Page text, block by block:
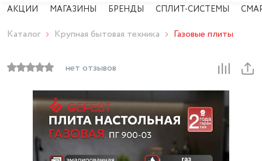
АКЦИИ МАГАЗИНЫ БРЕНДЫ СПЛИТ-СИСТЕМЫ
Каталог Крупная бытовая техника Газовые плиты
нет отзывов